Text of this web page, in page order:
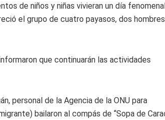
de niños y niñas vivieran un día
el grupo de cuatro payasos, dos
que continuarán las actividades
personal de la Agencia de la ONU para
bailaron al compás de “Sopa de